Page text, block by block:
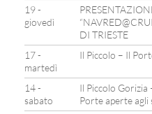
19 -
giovedì
DI TRIESTE
17 -
martedì
Il Piccolo – Il
14 -
sabato
Il Piccolo Gorizia
Porte aperte agli